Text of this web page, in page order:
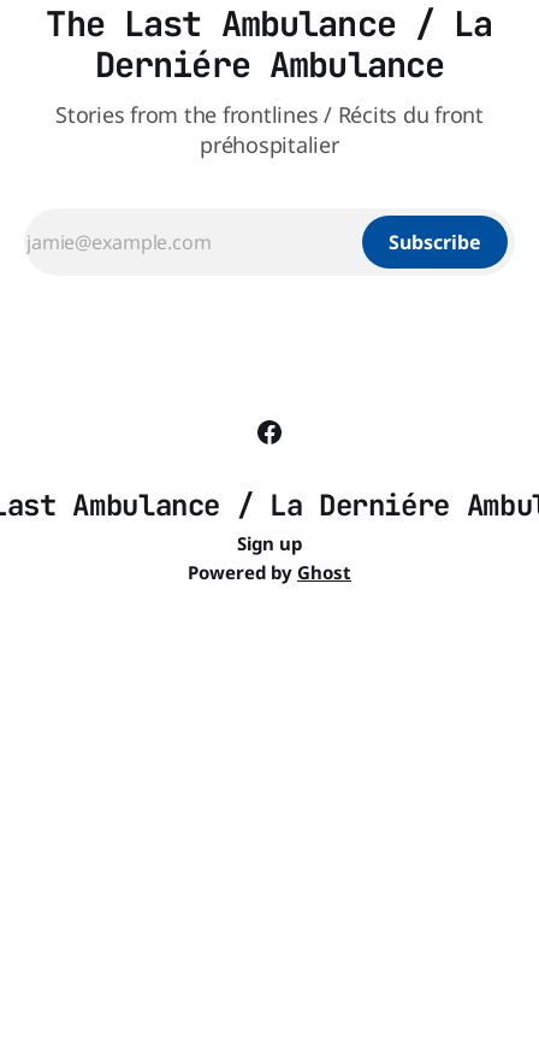
The Last Ambulance / La
Derniére Ambulance
Stories from the frontlines / Récits du front
préhospitalier
Subscribe
Ambulance / La Derniére
Sign up
Powered by Ghost